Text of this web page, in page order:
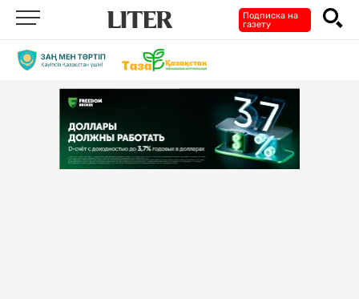
Подписка на
газету